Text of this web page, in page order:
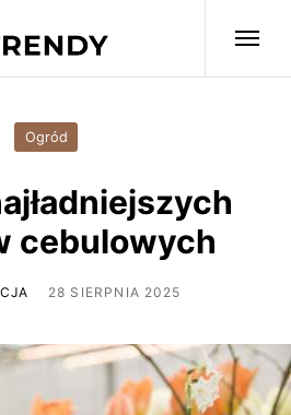
Ogród
cebulowych
28 SIERPNIA 2025